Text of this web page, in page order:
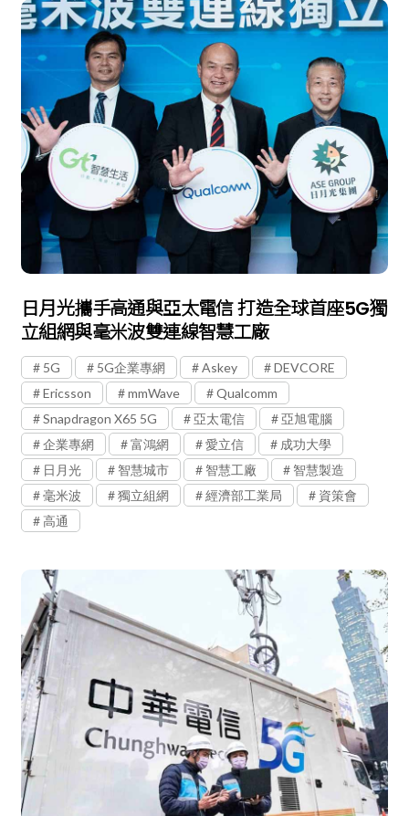
日月光攜手高通與亞太電信 打造全球首座5G獨
立組網與毫米波雙連線智慧工廠
5G 5G企業專網 Askey
DEVCORE
Ericsson
mmWave
Qualcomm
Snapdragon X65 5G
亞太電信
亞旭電腦
企業專網
富鴻網 愛立信
成功大學
日月光
智慧城市 智慧工廠
智慧製造
毫米波
獨立組網 經濟部工業局
資策會
高通